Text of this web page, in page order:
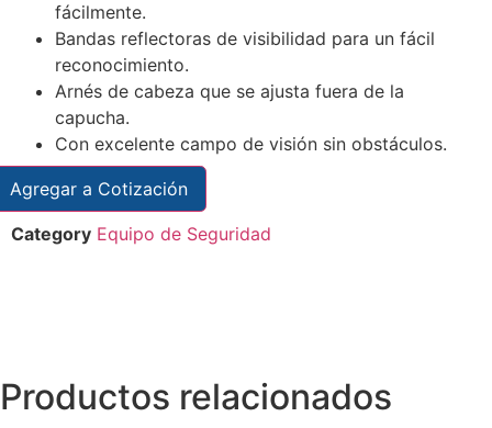
fácilmente.
Bandas reflectoras de visibilidad para un fácil
reconocimiento.
Arnés de cabeza que se ajusta fuera de la
capucha.
Con excelente campo de visión sin obstáculos.
Agregar a Cotización
Category Equipo de Seguridad
Productos relacionados